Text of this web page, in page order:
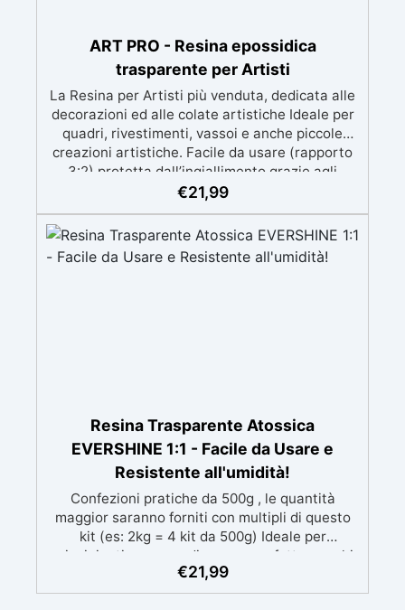
ART PRO - Resina epossidica
trasparente per Artisti
La Resina per Artisti più venduta, dedicata alle
decorazioni ed alle colate artistiche Ideale per
quadri, rivestimenti, vassoi e anche piccole
creazioni artistiche. Facile da usare (rapporto
3:2) protetta dall’ingiallimento grazie agli
speciali filtri UV Formula densa : non cola via,
in 12-24h garantendo una superficie lucida e
brillante
€21,99
Resina Trasparente Atossica
EVERSHINE 1:1 - Facile da Usare e
Resistente all'umidità!
Confezioni pratiche da 500g , le quantità
maggior saranno forniti con multipli di questo
kit (es: 2kg = 4 kit da 500g) Ideale per
principianti: a prova di errore, perfetta per chi
inizia. Sempre lucida: garantisce una finitura
brillante e uniforme in ogni condizione.
€21,99